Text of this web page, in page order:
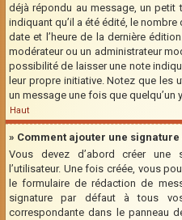
déjà répondu au message, un petit
indiquant qu’il a été édité, le
date et l’heure de la dernière
modérateur ou un administrateur
possibilité de laisser une note
leur propre initiative. Notez que les
un message une fois que quelqu’un
Haut
» Comment ajouter une signature
Vous devez d’abord créer une
l’utilisateur. Une fois créée, vous
le formulaire de rédaction de
signature par défaut à tous
correspondante dans le panneau